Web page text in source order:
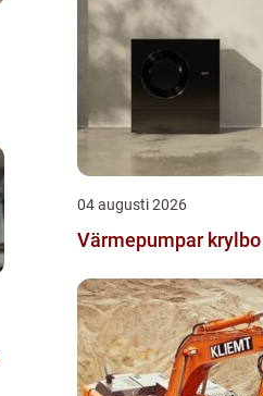
04 augusti 2026
Värmepumpar krylbo